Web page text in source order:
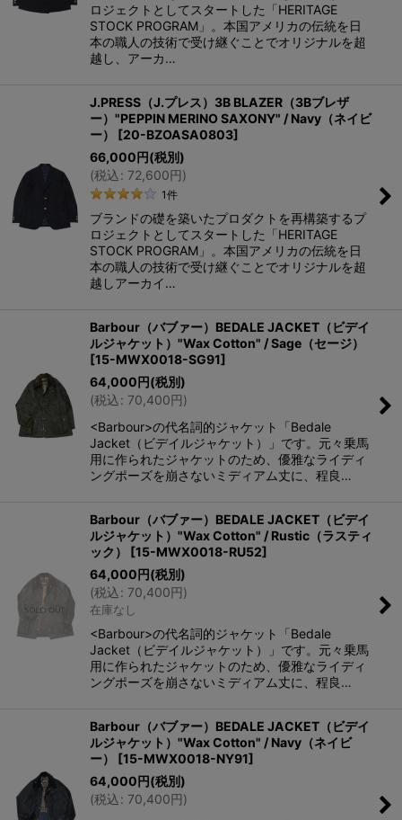
ロジェクトとしてスタートした「HERITAGE
STOCK PROGRAM」。本国アメリカの伝統を日
本の職人の技術で受け継ぐことでオリジナルを超
越し、アーカ…
J.PRESS（J.プレス）3B BLAZER（3Bブレザ
ー）"PEPPIN MERINO SAXONY" / Navy（ネイビ
ー）
[20-BZOASA0803]
66,000円(税別)
(税込: 72,600円)
1件
ブランドの礎を築いたプロダクトを再構築するプ
ロジェクトとしてスタートした「HERITAGE
STOCK PROGRAM」。本国アメリカの伝統を日
本の職人の技術で受け継ぐことでオリジナルを超
越しアーカイ…
Barbour（バブァー）BEDALE JACKET（ビデイ
ルジャケット）"Wax Cotton" / Sage（セージ）
[15-MWX0018-SG91]
64,000円(税別)
(税込: 70,400円)
<Barbour>の代名詞的ジャケット「Bedale
Jacket（ビデイルジャケット）」です。元々乗馬
用に作られたジャケットのため、優雅なライディ
ングポーズを崩さないミディアム丈に、程良…
Barbour（バブァー）BEDALE JACKET（ビデイ
ルジャケット）"Wax Cotton" / Rustic（ラスティ
ック）
[15-MWX0018-RU52]
64,000円(税別)
(税込: 70,400円)
在庫なし
<Barbour>の代名詞的ジャケット「Bedale
Jacket（ビデイルジャケット）」です。元々乗馬
用に作られたジャケットのため、優雅なライディ
ングポーズを崩さないミディアム丈に、程良…
Barbour（バブァー）BEDALE JACKET（ビデイ
ルジャケット）"Wax Cotton" / Navy（ネイビ
ー）
[15-MWX0018-NY91]
64,000円(税別)
(税込: 70,400円)